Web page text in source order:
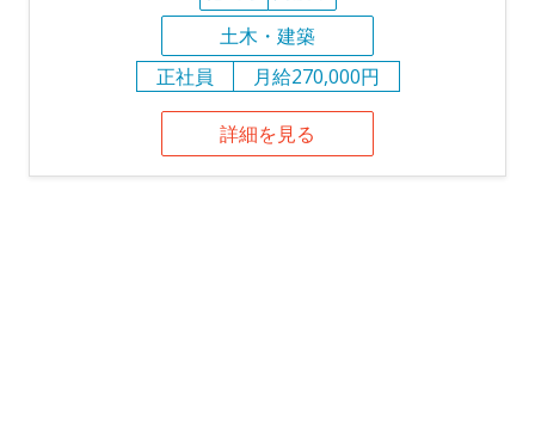
土木・建築
正社員
月給270,000円
詳細を見る